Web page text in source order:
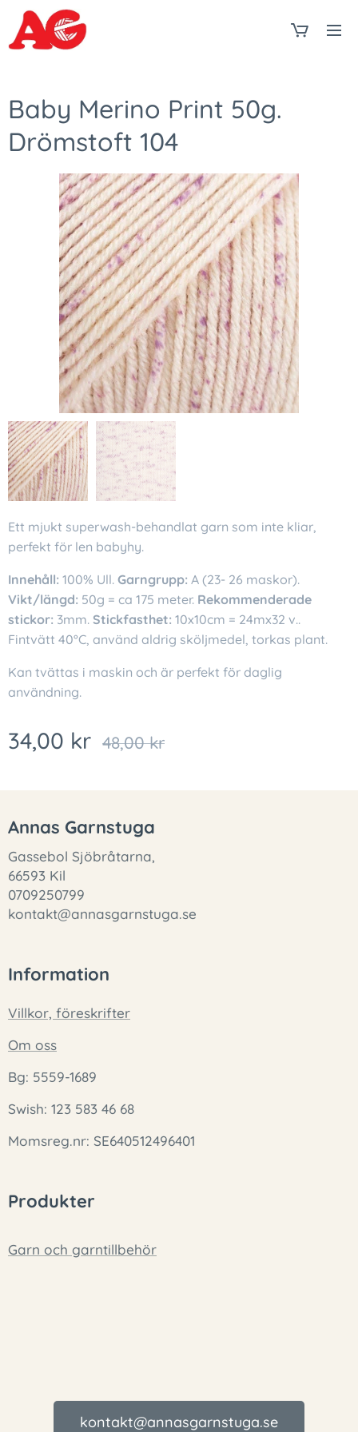
Baby Merino Print 50g.
Drömstoft 104
Ett mjukt superwash-behandlat garn som inte kliar,
perfekt för len babyhy.
Innehåll: 100% Ull. Garngrupp: A (23- 26 maskor).
Vikt/längd: 50g = ca 175 meter. Rekommenderade
stickor: 3mm. Stickfasthet: 10x10cm = 24mx32 v..
Fintvätt 40°C, använd aldrig sköljmedel, torkas plant.
Kan tvättas i maskin och är perfekt för daglig
användning.
34,00 kr 48,00kr
Annas Garnstuga
Gassebol Sjöbråtarna,
66593 Kil
0709250799
kontakt@annasgarnstuga.se
Information
Villkor, föreskrifter
Om oss
Bg: 5559-1689
Swish: 123 583 46 68
Momsreg.nr: SE640512496401
Produkter
Garn och garntillbehör
kontakt@annasgarnstuga.se